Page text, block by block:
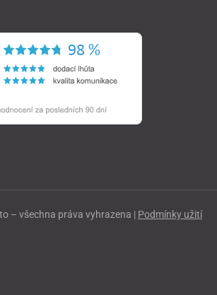
– všechna práva vyhrazena | Podmínky užití